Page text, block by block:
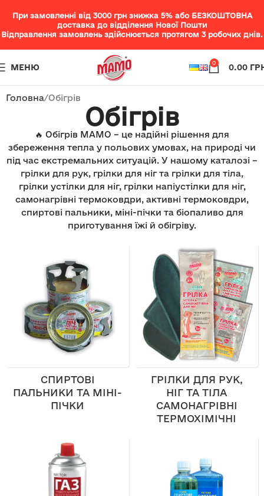
При замовленні від 3000 грн знижка 5% або БЕЗКОШТОВНА
доставка до відділення Нової Пошти
Відправлення замовлень здійснюється протягом 3 робочих днів.
МЕНЮ 0 0.00
Головна Обігрів
Обігрів
🔥 Обігрів МАМО – це надійні рішення для
збереження тепла у польових умовах, на природі чи
під час екстремальних ситуацій. У нашому каталозі –
грілки для рук, грілки для ніг та грілки для тіла,
грілки устілки для ніг, грілки напіустілки для ніг,
самонагрівні термоковдри, активні термоковдри,
спиртові пальники, міні-пічки та біопаливо для
приготування їжі й обігріву.
СПИРТОВІ
ПАЛЬНИКИ ТА МІНІ-
ПІЧКИ
ГРІЛКИ ДЛЯ РУК,
НІГ ТА ТІЛА
САМОНАГРІВНІ
ТЕРМОХІМІЧНІ